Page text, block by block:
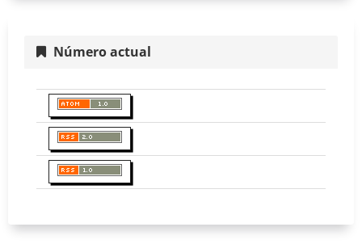
Número actual